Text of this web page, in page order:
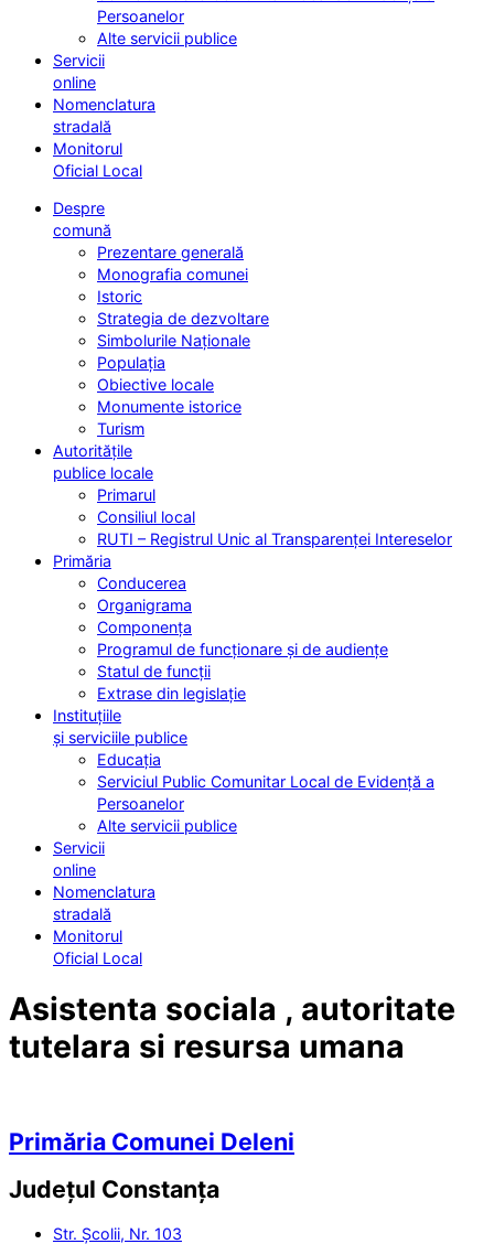
Persoanelor
Alte servicii publice
Servicii
online
Nomenclatura
stradală
Monitorul
Oficial Local
Despre
comună
Prezentare generală
Monografia comunei
Istoric
Strategia de dezvoltare
Simbolurile Naționale
Populația
Obiective locale
Monumente istorice
Turism
Autoritățile
publice locale
Primarul
Consiliul local
RUTI – Registrul Unic al Transparenței Intereselor
Primăria
Conducerea
Organigrama
Componența
Programul de funcționare și de audiențe
Statul de funcții
Extrase din legislație
Instituțiile
și serviciile publice
Educația
Serviciul Public Comunitar Local de Evidență a
Persoanelor
Alte servicii publice
Servicii
online
Nomenclatura
stradală
Monitorul
Oficial Local
Asistenta sociala , autoritate
tutelara si resursa umana
Primăria Comunei Deleni
Județul Constanța
Str. Școlii, Nr. 103